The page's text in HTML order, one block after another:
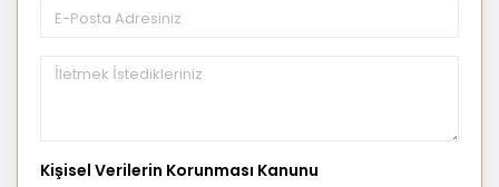
Kişisel Verilerin Korunması Kanunu